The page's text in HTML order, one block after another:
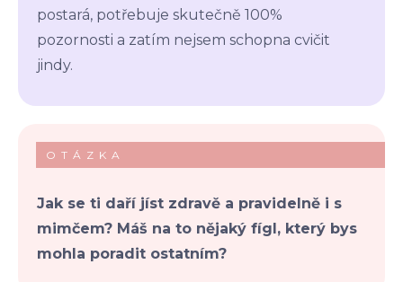
postará, potřebuje skutečně 100%
pozornosti a zatím nejsem schopna cvičit
jindy.
OTÁZKA
Jak se ti daří jíst zdravě a pravidelně i s
mimčem? Máš na to nějaký fígl, který bys
mohla poradit ostatním?